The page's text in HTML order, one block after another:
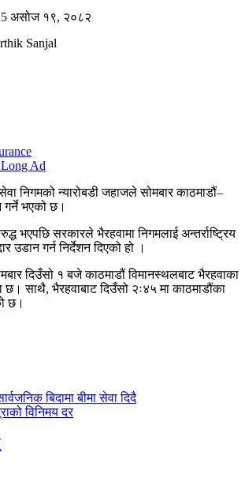
असोज १९, २०८२
Sanjal
निगमको न्यारोबडी जहाजले सोमबार काठमाडौं–
गर्ने भएको छ।
भएपछि सरकारले भैरहवामा निगमलाई अन्तर्राष्ट्रिय
उडान गर्न निर्देशन दिएको हो ।
दिउँसो १ बजे काठमाडौं विमानस्थलबाट भैरहवाका
छ। साथै, भैरहवाबाट दिउँसो २ः४५ मा काठमाडौंका
छ।
बिदामा बीमा सेवा दिदै
विनिमय दर